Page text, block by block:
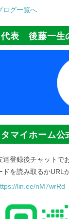
ログ一覧へ
代表 後藤一生
タマイホーム公
達登録後チャットで
ドを読み取るかURL
lin.ee/nM7wrRd